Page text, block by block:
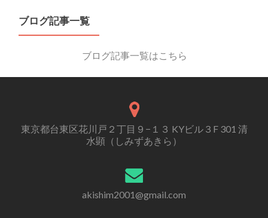
ブログ記事一覧
ブログ記事一覧はこちら
東京都台東区花川戸２丁目９−１３ KYビル３F 301 清
水顕（しみずあきら）
akishim2001@gmail.com